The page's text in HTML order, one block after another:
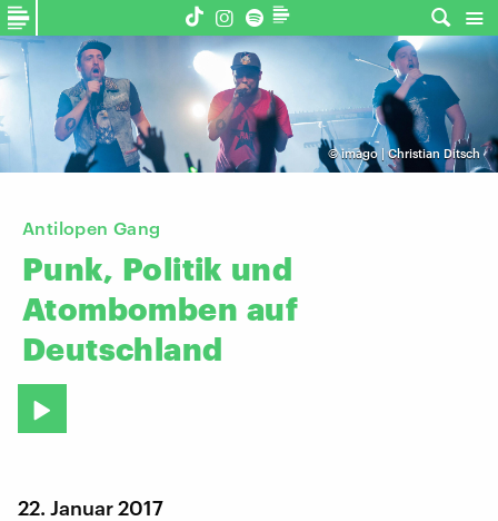
©imago | Christian Ditsch
Antilopen Gang
Punk, Politik und
Atombomben auf
Deutschland
22. Januar 2017